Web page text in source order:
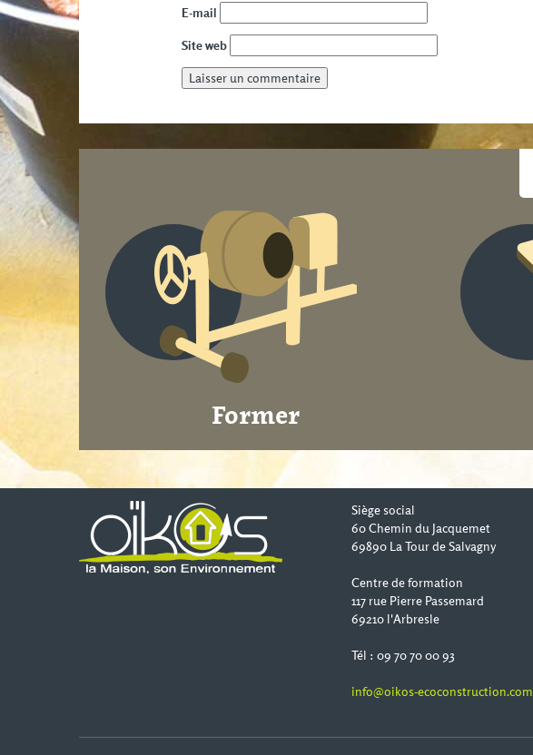
E-mail
Site web
Former
Siège social
60 Chemin du Jacquemet
69890 La Tour de Salvagny
Centre de formation
117 rue Pierre Passemard
69210 l'Arbresle
Tél : 09 70 70 00 93
info@oikos-ecoconstruction.com